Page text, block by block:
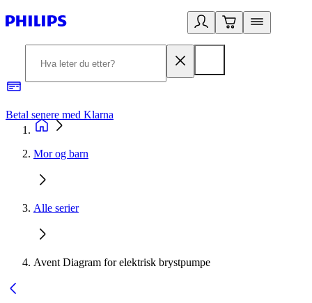
Betal senere med Klarna
Mor og barn
Alle serier
Avent Diagram for elektrisk brystpumpe